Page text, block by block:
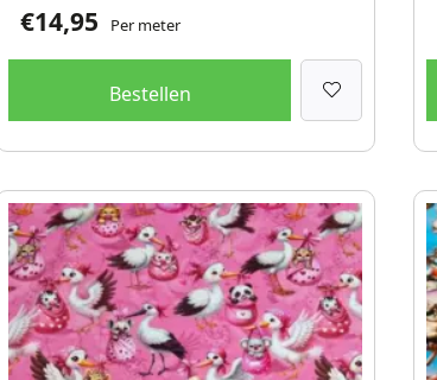
€14,95 Per meter
Bestellen